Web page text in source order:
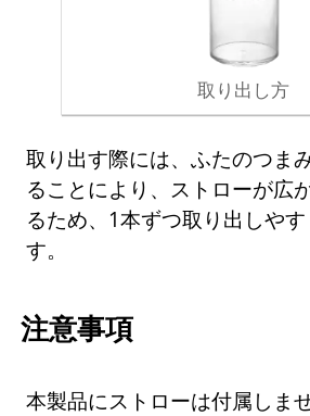
取り出し方
取り出す際には、ふたのつま
ることにより、ストローが広
るため、1本ずつ取り出しや
す。
注意事項
本製品にストローは付属しませ